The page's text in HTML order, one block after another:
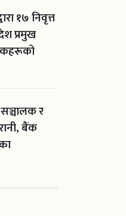
१७ निवृत्त
प्रमुख
र
बैंक